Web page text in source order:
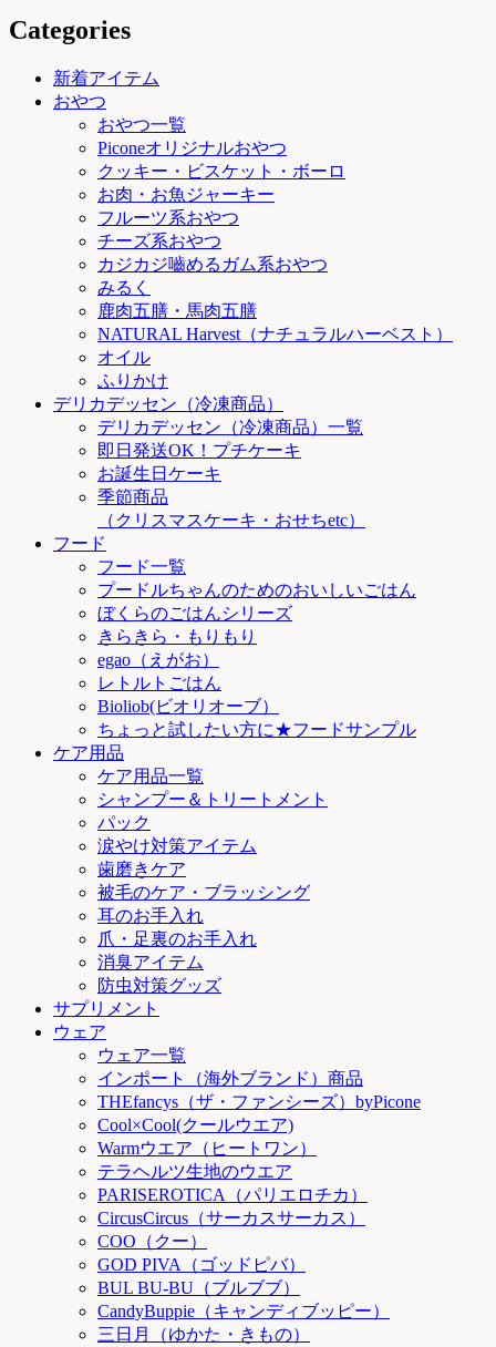
Categories
新着アイテム
おやつ
おやつ一覧
Piconeオリジナルおやつ
クッキー・ビスケット・ボーロ
お肉・お魚ジャーキー
フルーツ系おやつ
チーズ系おやつ
カジカジ嚙めるガム系おやつ
みるく
鹿肉五膳・馬肉五膳
NATURAL Harvest（ナチュラルハーベスト）
オイル
ふりかけ
デリカデッセン（冷凍商品）
デリカデッセン（冷凍商品）一覧
即日発送OK！プチケーキ
お誕生日ケーキ
季節商品
（クリスマスケーキ・おせちetc）
フード
フード一覧
プードルちゃんのためのおいしいごはん
ぼくらのごはんシリーズ
きらきら・もりもり
egao（えがお）
レトルトごはん
Bioliob(ビオリオーブ）
ちょっと試したい方に★フードサンプル
ケア用品
ケア用品一覧
シャンプー＆トリートメント
パック
涙やけ対策アイテム
歯磨きケア
被毛のケア・ブラッシング
耳のお手入れ
爪・足裏のお手入れ
消臭アイテム
防虫対策グッズ
サプリメント
ウェア
ウェア一覧
インポート（海外ブランド）商品
THEfancys（ザ・ファンシーズ）byPicone
Cool×Cool(クールウエア)
Warmウエア（ヒートワン）
テラヘルツ生地のウエア
PARISEROTICA（パリエロチカ）
CircusCircus（サーカスサーカス）
COO（クー）
GOD PIVA（ゴッドピバ）
BUL BU-BU（ブルブブ）
CandyBuppie（キャンディブッピー）
三日月（ゆかた・きもの）